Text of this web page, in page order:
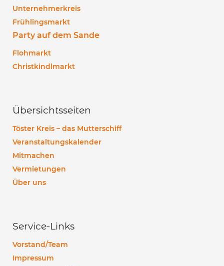
Unternehmerkreis
Frühlingsmarkt
Party auf dem Sande
Flohmarkt
Christkindlmarkt
Übersichtsseiten
Töster Kreis – das Mutterschiff
Veranstaltungskalender
Mitmachen
Vermietungen
Über uns
Service-Links
Vorstand/Team
Impressum